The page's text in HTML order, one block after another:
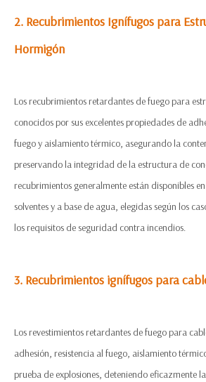
2. Recubrimientos Ignífugos para
Hormigón
Los recubrimientos retardantes de fuego para
conocidos por sus excelentes propiedades de
fuego y aislamiento térmico, asegurando la
preservando la integridad de la estructura de
recubrimientos generalmente están disponibles
solventes y a base de agua, elegidas según los
los requisitos de seguridad contra incendios.
3. Recubrimientos ignífugos para
Los revestimientos retardantes de fuego para
adhesión, resistencia al fuego, aislamiento
prueba de explosiones, deteniendo eficazmente